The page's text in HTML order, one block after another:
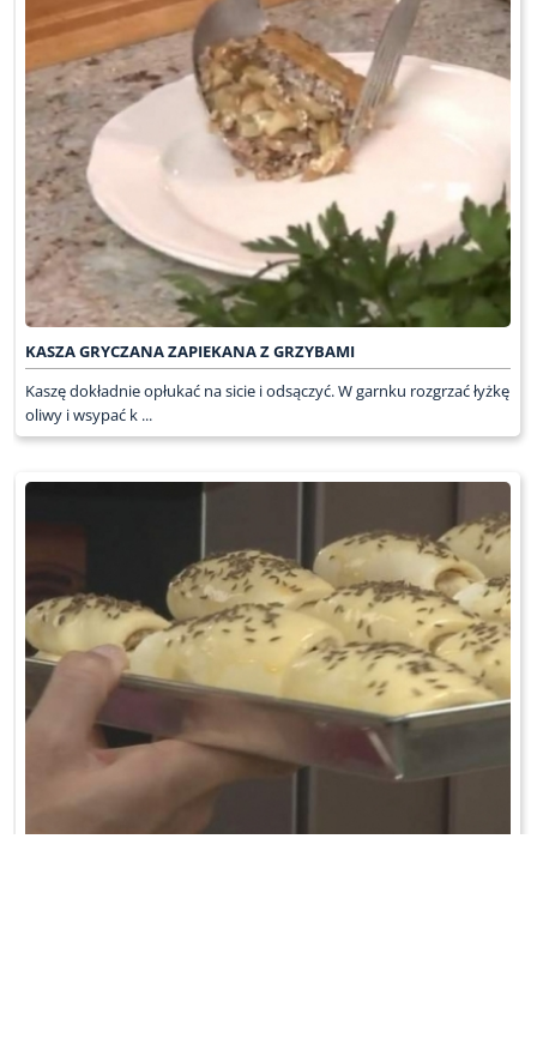
KASZA GRYCZANA ZAPIEKANA Z GRZYBAMI
Kaszę dokładnie opłukać na sicie i odsączyć. W garnku rozgrzać łyżkę
oliwy i wsypać k ...